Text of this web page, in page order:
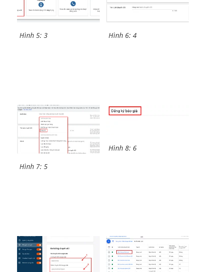
Hình 5: 3 Hình 6: 4
Hình 7: 5
Hình 8: 6